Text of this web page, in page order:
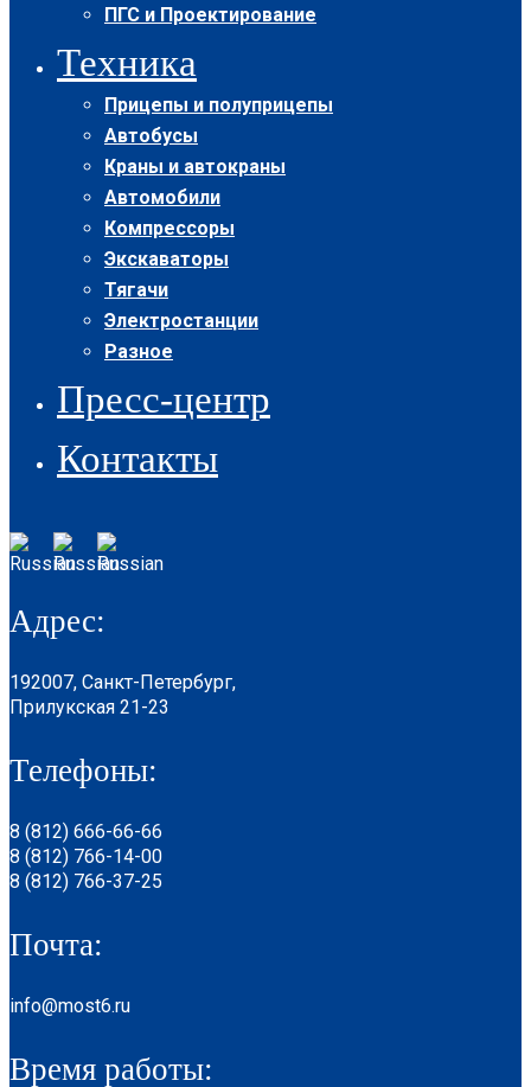
ПГС и Проектирование
Техника
Прицепы и полуприцепы
Автобусы
Краны и автокраны
Автомобили
Компрессоры
Экскаваторы
Тягачи
Электростанции
Разное
Пресс-центр
Контакты
Адрес:
192007, Санкт-Петербург,
Прилукская 21-23
Телефоны:
8 (812) 666-66-66
8 (812) 766-14-00
8 (812) 766-37-25
Почта:
info@most6.ru
Время работы: